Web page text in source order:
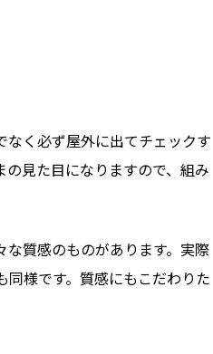
く必ず屋外に出てチェックす
見た目になりますので、組み
質感のものがあります。実際
様です。質感にもこだわりた